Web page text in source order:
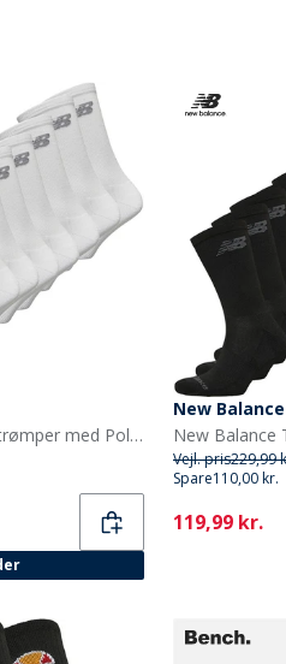
New Balance Ti par Strømper med Polstring Hvid Crew
New Balance
Vejl. pris229,99
Spare110,00 kr.
Current
119,99 kr.